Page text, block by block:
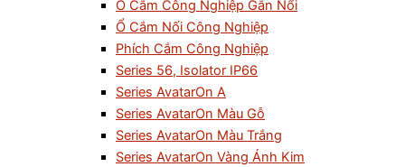
Ổ Cắm Công Nghiệp Gắn Nổi
Ổ Cắm Nối Công Nghiệp
Phích Cắm Công Nghiệp
Series 56, Isolator IP66
Series AvatarOn A
Series AvatarOn Màu Gỗ
Series AvatarOn Màu Trắng
Series AvatarOn Vàng Ánh Kim